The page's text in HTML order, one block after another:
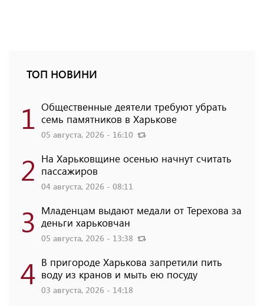
ТОП НОВИНИ
1 Общественные деятели требуют убрать
семь памятников в Харькове
05 августа, 2026 - 16:10
2 На Харьковщине осенью начнут считать
пассажиров
04 августа, 2026 - 08:11
3 Младенцам выдают медали от Терехова за
деньги харьковчан
05 августа, 2026 - 13:38
4 В пригороде Харькова запретили пить
воду из кранов и мыть ею посуду
03 августа, 2026 - 14:18